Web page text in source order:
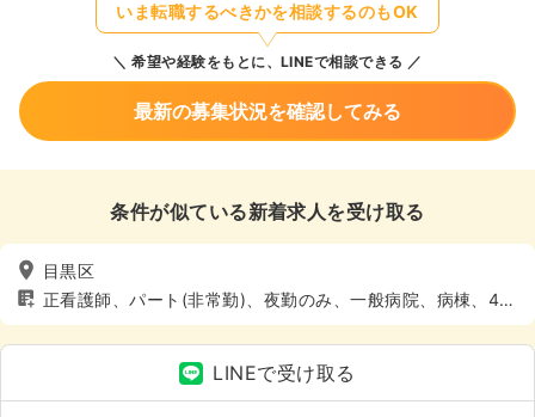
いま転職するべきかを相談するのもOK
希望や経験をもとに、LINEで相談できる
最新の募集状況を確認してみる
条件が似ている新着求人を受け取る
目黒区
正看護師、パート(非常勤)、夜勤のみ、一般病院、病棟、4週
8休以上
LINEで受け取る